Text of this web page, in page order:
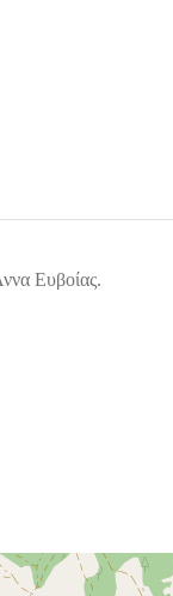
Ευβοίας.